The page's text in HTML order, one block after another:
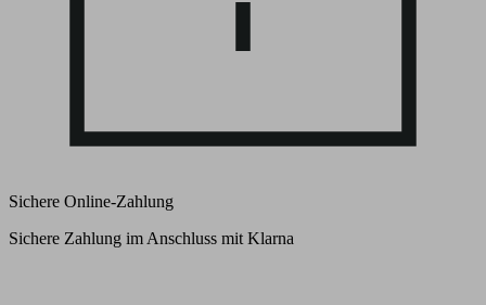
Sichere Online-Zahlung
Sichere Zahlung im Anschluss mit Klarna